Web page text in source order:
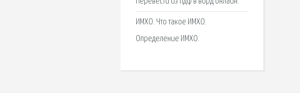
ИМХО. Что такое ИМХО.
Определение ИМХО.